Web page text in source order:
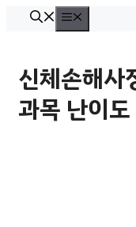
뉴
신체손해사
과목 난이